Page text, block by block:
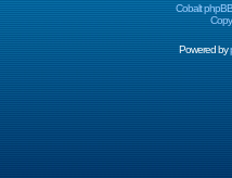
Cobalt
Powered by